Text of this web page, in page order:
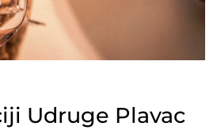
Udruge Plavac